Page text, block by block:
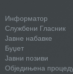
Информатор
Службени Гласник
Јавне набавке
Буџет
Јавни позиви
Обједињена